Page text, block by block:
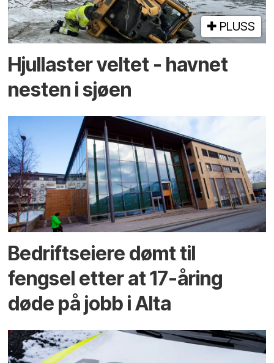
PLUSS
Hjullaster veltet - havnet
nesten i sjøen
Bedriftseiere dømt til
fengsel etter at 17-åring
døde på jobb i Alta